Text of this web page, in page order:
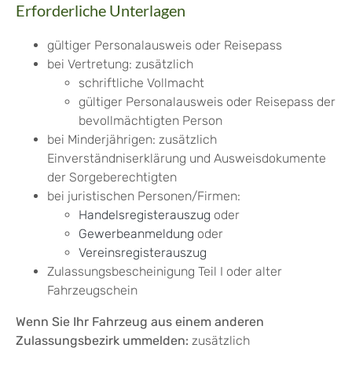
Erforderliche Unterlagen
gültiger Personalausweis oder Reisepass
bei Vertretung: zusätzlich
schriftliche Vollmacht
gültiger Personalausweis oder Reisepass der
bevollmächtigten Person
bei Minderjährigen: zusätzlich
Einverständniserklärung und Ausweisdokumente
der Sorgeberechtigten
bei juristischen Personen/Firmen:
Handelsregisterauszug oder
Gewerbeanmeldung oder
Vereinsregisterauszug
Zulassungsbescheinigung Teil I oder alter
Fahrzeugschein
Wenn Sie Ihr Fahrzeug aus einem anderen
Zulassungsbezirk ummelden: zusätzlich